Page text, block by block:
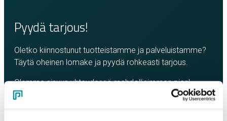
Pyydä tarjous!
Oletko kiinnostunut tuotteistamme ja palveluistamme?
Täytä oheinen lomake ja pyydä rohkeasti tarjous.
Olemme sinuun yhteydessä mahdollisimman pian!
Yritys